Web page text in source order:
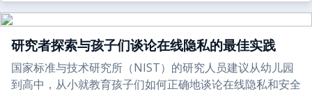
研究者探索与孩子们谈论在线隐私的最佳实践
国家标准与技术研究所（NIST）的研究人员建议从幼儿园
到高中，从小就教育孩子们如何正确地谈论在线隐私和安全